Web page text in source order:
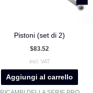
Pistoni (set di 2)
$83.52
incl. VAT
Aggiungi al carrello